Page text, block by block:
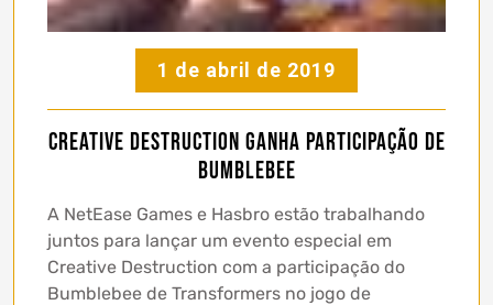
1 de abril de 2019
Creative Destruction ganha participação de
Bumblebee
A NetEase Games e Hasbro estão trabalhando
juntos para lançar um evento especial em
Creative Destruction com a participação do
Bumblebee de Transformers no jogo de